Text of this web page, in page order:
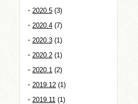
2020.5 (3)
2020.4 (7)
2020.3 (1)
2020.2 (1)
2020.1 (2)
2019.12 (1)
2019.11 (1)